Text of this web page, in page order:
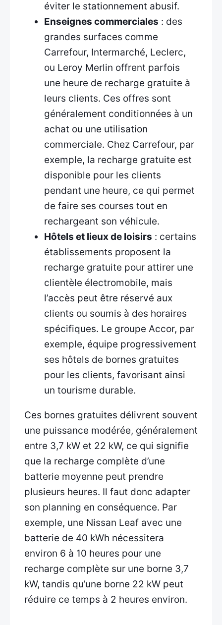
éviter le stationnement abusif.
Enseignes commerciales : des
grandes surfaces comme
Carrefour, Intermarché, Leclerc,
ou Leroy Merlin offrent parfois
une heure de recharge gratuite à
leurs clients. Ces offres sont
généralement conditionnées à un
achat ou une utilisation
commerciale. Chez Carrefour, par
exemple, la recharge gratuite est
disponible pour les clients
pendant une heure, ce qui permet
de faire ses courses tout en
rechargeant son véhicule.
Hôtels et lieux de loisirs : certains
établissements proposent la
recharge gratuite pour attirer une
clientèle électromobile, mais
l’accès peut être réservé aux
clients ou soumis à des horaires
spécifiques. Le groupe Accor, par
exemple, équipe progressivement
ses hôtels de bornes gratuites
pour les clients, favorisant ainsi
un tourisme durable.
Ces bornes gratuites délivrent souvent
une puissance modérée, généralement
entre 3,7 kW et 22 kW, ce qui signifie
que la recharge complète d’une
batterie moyenne peut prendre
plusieurs heures. Il faut donc adapter
son planning en conséquence. Par
exemple, une Nissan Leaf avec une
batterie de 40 kWh nécessitera
environ 6 à 10 heures pour une
recharge complète sur une borne 3,7
kW, tandis qu’une borne 22 kW peut
réduire ce temps à 2 heures environ.